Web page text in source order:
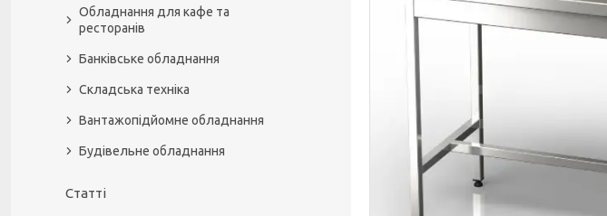
Обладнання для кафе та
ресторанів
Банківське обладнання
Складська техніка
Вантажопідйомне обладнання
Будівельне обладнання
Статті